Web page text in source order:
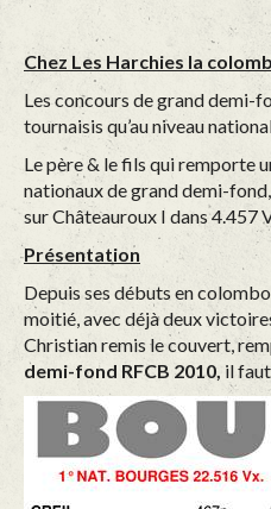
Chez Les Harchies la
Les concours de grand demi-
tournaisis qu’au niveau
Le père & le fils qui remporte
nationaux de grand demi-
sur Châteauroux I dans 4.457
Présentation
Depuis ses débuts en
moitié, avec déjà deux
Christian remis le couvert,
demi-fond RFCB 2010, il